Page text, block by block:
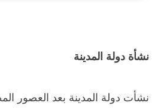
نشأة دولة المدينة
نشأت دولة المدينة بعد العصور